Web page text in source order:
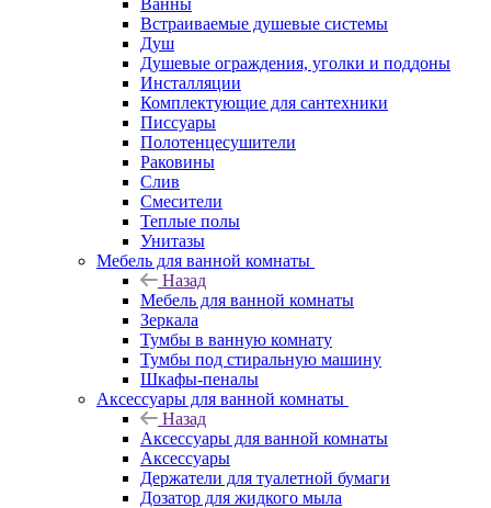
Ванны
Встраиваемые душевые системы
Душ
Душевые ограждения, уголки и поддоны
Инсталляции
Комплектующие для сантехники
Писсуары
Полотенцесушители
Раковины
Слив
Смесители
Теплые полы
Унитазы
Мебель для ванной комнаты
Назад
Мебель для ванной комнаты
Зеркала
Тумбы в ванную комнату
Тумбы под стиральную машину
Шкафы-пеналы
Аксессуары для ванной комнаты
Назад
Аксессуары для ванной комнаты
Аксессуары
Держатели для туалетной бумаги
Дозатор для жидкого мыла